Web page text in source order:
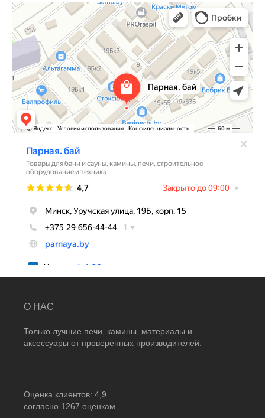
О НАС
Только лучшие печи, камины, материалы и
аксессуары от проверенных производителей.
Оценка клиентов: 4,9
согласно 1267 оценкам